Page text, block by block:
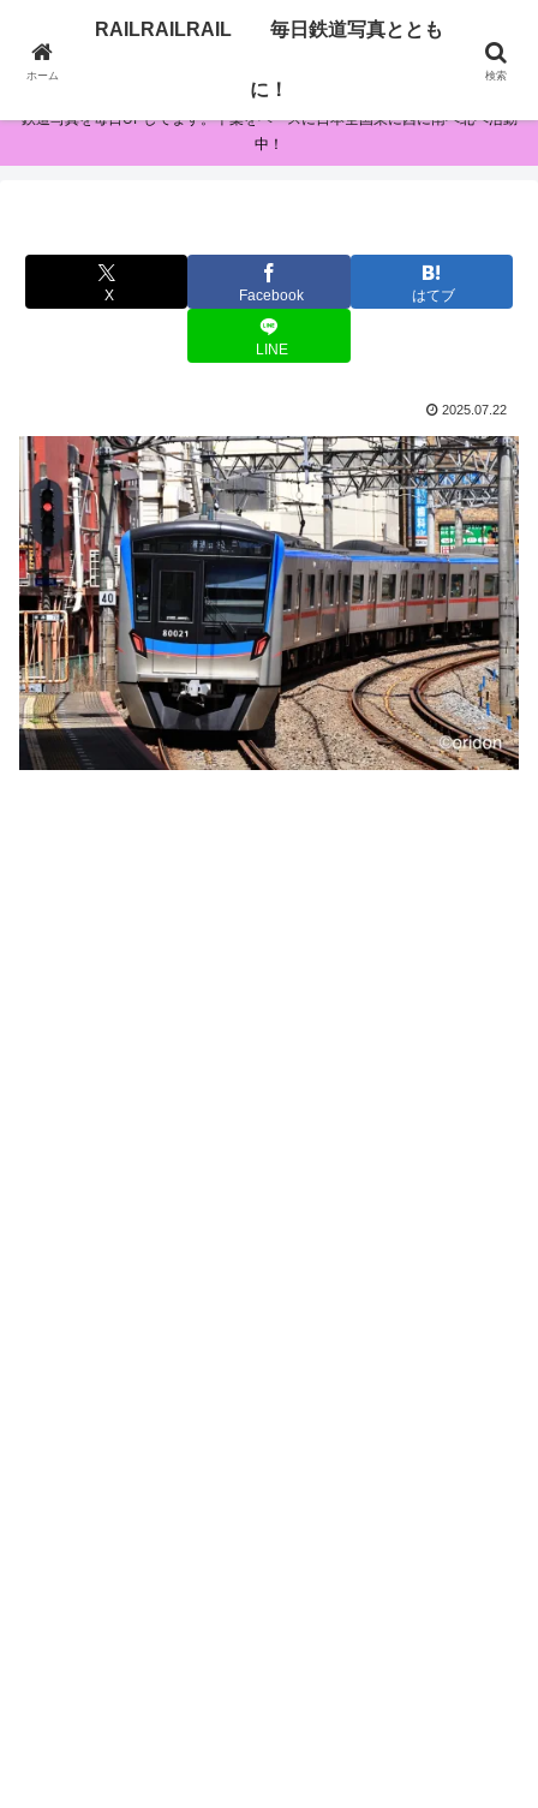
RAILRAILRAIL 毎日鉄道写真とともに！
鉄道写真を毎日UPしてます。千葉をベースに日本全国東に西に南へ北へ活動
中！
X Facebook はてブ
LINE
2025.07.22
ホーム
RAILRAILRAIL 毎日鉄道写真ととも
に！
検索